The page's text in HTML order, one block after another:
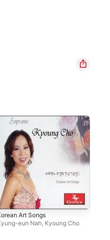
Art Songs
eun Nah Kyoung Cho